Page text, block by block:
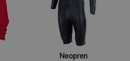
Neopren